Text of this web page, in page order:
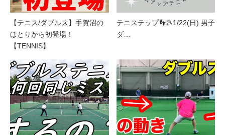
【テニス/ダブルス】手賀沼の
ほとりから初登場！
【TENNIS】
テニステップ👣🎾1/22(日) 男子
ダ…